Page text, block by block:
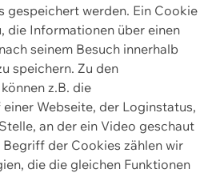
gespeichert werden. Ein Cookie
die Informationen über einen
seinem Besuch innerhalb
speichern. Zu den
z.B. die
Webseite, der Loginstatus,
an der ein Video geschaut
der Cookies zählen wir
die die gleichen Funktionen